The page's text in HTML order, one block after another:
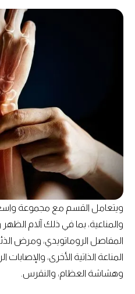
ويتعامل القسم مع مجموعة
والمناعية، بما في ذلك آلام الظهر
المفاصل الروماتويدي، ومرض
المناعة الذاتية الأخرى، والإصابات
وهشاشة العظام، والنقرس.